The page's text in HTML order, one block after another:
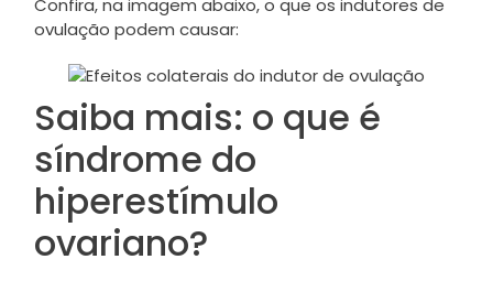
Confira, na imagem abaixo, o que os indutores de
ovulação podem causar:
Saiba mais: o que é
síndrome do
hiperestímulo
ovariano?